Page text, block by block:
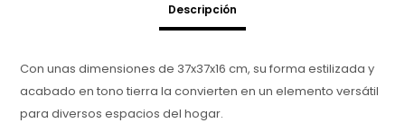
Descripción
Con unas dimensiones de 37x37x16 cm, su forma estilizada y
acabado en tono tierra la convierten en un elemento versátil
para diversos espacios del hogar.